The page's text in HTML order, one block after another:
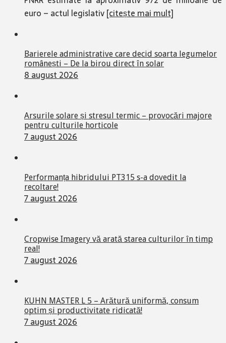
euro – actul legislativ[citește mai mult]
Barierele administrative care decid soarta legumelor
românești – De la birou direct în solar
8 august 2026
Arsurile solare și stresul termic – provocări majore
pentru culturile horticole
7 august 2026
Performanța hibridului PT315 s-a dovedit la
recoltare!
7 august 2026
Cropwise Imagery vă arată starea culturilor în timp
real!
7 august 2026
KUHN MASTER L 5 – Arătură uniformă, consum
optim și productivitate ridicată!
7 august 2026